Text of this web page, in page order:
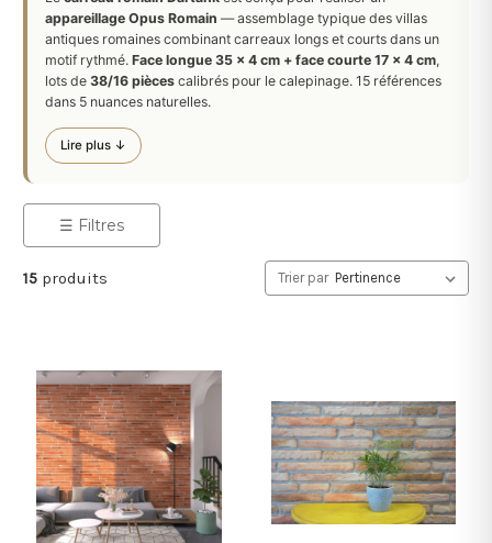
appareillage Opus Romain — assemblage typique des villas
antiques romaines combinant carreaux longs et courts dans un
motif rythmé. Face longue 35 × 4 cm + face courte 17 × 4 cm,
lots de 38/16 pièces calibrés pour le calepinage. 15 références
dans 5 nuances naturelles.
Lire plus ↓
☰ Filtres
15 produits Trier par